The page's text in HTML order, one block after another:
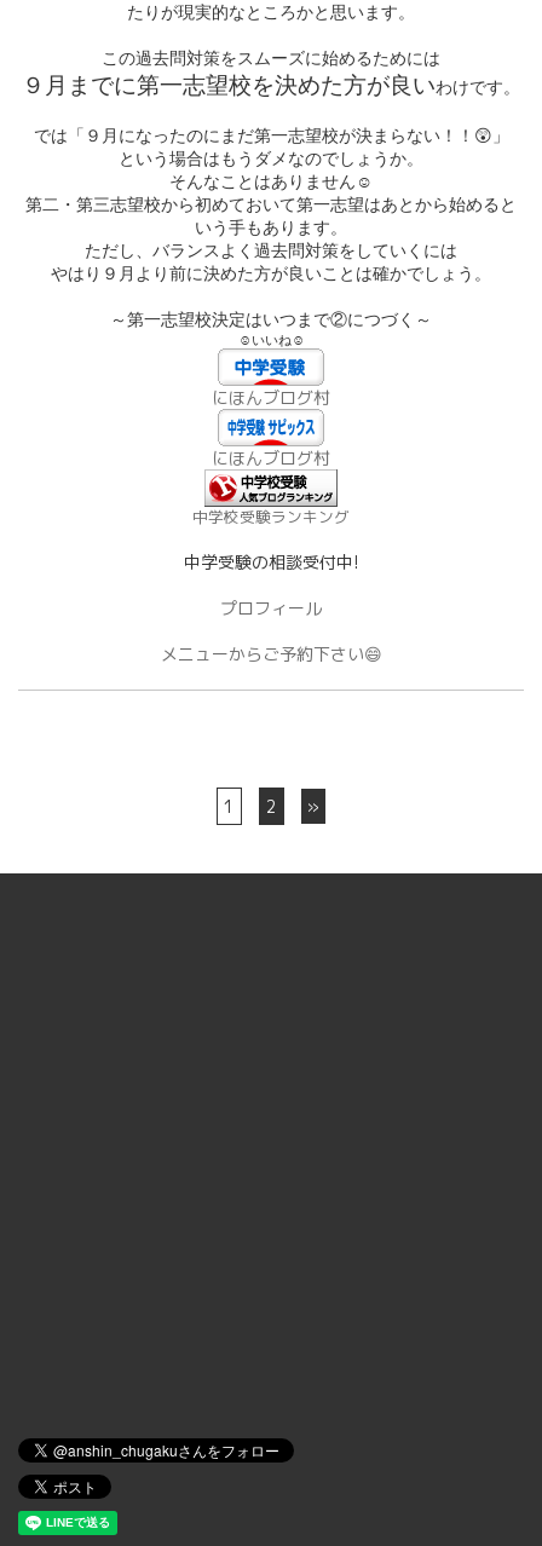
たりが現実的なところかと思います。
この過去問対策をスムーズに始めるためには
９月までに第一志望校を決めた方が良いわけです。
では「９月になったのにまだ第一志望校が決まらない！！ 😲 」
という場合はもうダメなのでしょうか。
そんなことはありません☺
第二・第三志望校から初めておいて第一志望はあとから始めると
いう手もあります。
ただし、バランスよく過去問対策をしていくには
やはり９月より前に決めた方が良いことは確かでしょう。
～第一志望校決定はいつまで②につづく～
☺いいね☺
にほんブログ村
にほんブログ村
中学校受験ランキング
中学受験の相談受付中!
プロフィール
メニューからご予約下さい😄
1 2 »